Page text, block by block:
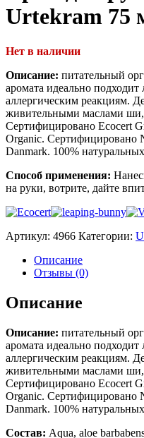
Urtekram 75
Нет в наличии
Описание: питательный
аромата идеально
аллергическим реакциям.
живительными маслами
Сертифицировано Ecocert
Organic. Сертифицировано
Danmark. 100%
Способ применения:
на руки, вотрите, дайте
Артикул: 4966 Категории:
Описание
Отзывы (0)
Описание
Описание: питательный
аромата идеально
аллергическим реакциям.
живительными маслами
Сертифицировано Ecocert
Organic. Сертифицировано
Danmark. 100%
Состав: Aqua, aloe